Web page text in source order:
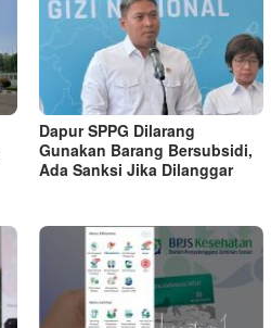
Dapur SPPG Dilarang
Gunakan Barang Bersubsidi,
Ada Sanksi Jika Dilanggar